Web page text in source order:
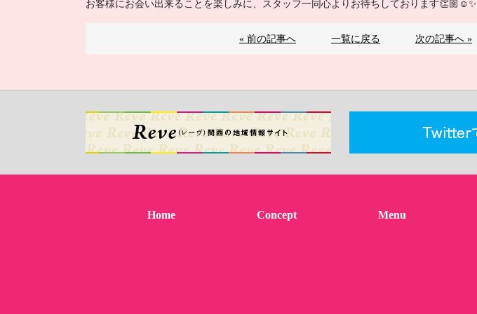
お客様にお会い出来ることを楽しみに、スタッフ一同心よりお待ちしております👏🏼☺️✨
« 前の記事へ 一覧に戻る 次の記事へ »
Home Concept Menu